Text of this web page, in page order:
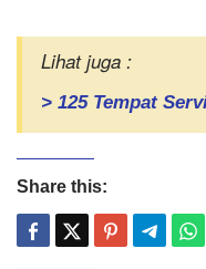
Lihat juga :
> 125 Tempat
Share this: